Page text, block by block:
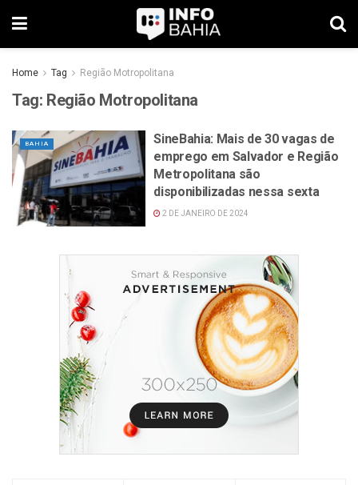
Home Tag Região Motropolitana
Tag: Região Motropolitana
BAHIA
SineBahia: Mais de 30 vagas de
emprego em Salvador e Região
Metropolitana são
disponibilizadas nessa sexta
2 DE JANEIRO DE 2024